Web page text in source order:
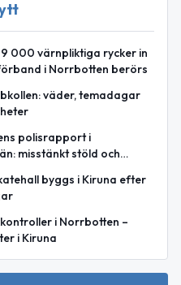
000 värnpliktiga rycker in
i Norrbotten berörs
väder, temadagar
polisrapport i
misstänkt stöld och
byggs i Kiruna efter
i Norrbotten –
i Kiruna